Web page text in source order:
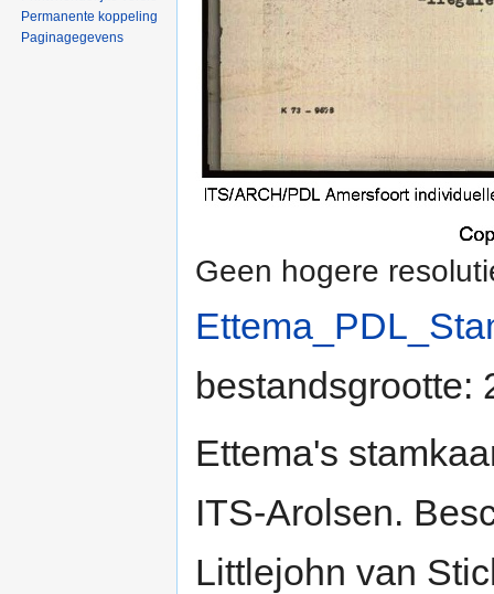
Geen hogere
bestandsgrootte:
Ettema's
ITS-Arolsen.
Littlejohn van
Permanente koppeling
Paginagegevens